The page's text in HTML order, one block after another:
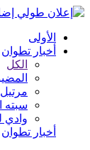
الأولى
أخبار تطوان
الكل
مرتيل
سبته
وادي
أخبار تطوان